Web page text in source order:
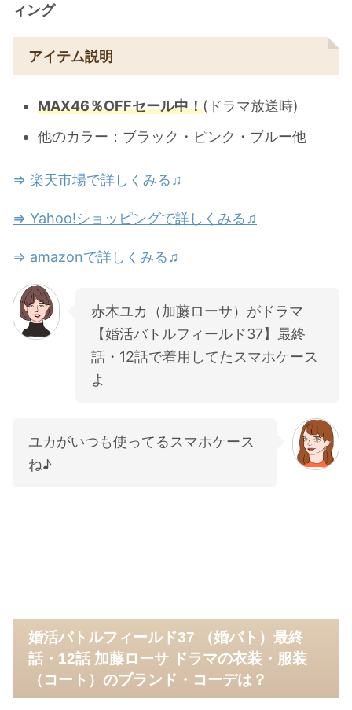
ィング
アイテム説明
MAX46％OFFセール中！(ドラマ放送時)
他のカラー：ブラック・ピンク・ブルー他
⇒ 楽天市場で詳しくみる♫
⇒ Yahoo!ショッピングで詳しくみる♫
⇒ amazonで詳しくみる♫
赤木ユカ（加藤ローサ）がドラマ
【婚活バトルフィールド37】最終
話・12話で着用してたスマホケース
よ
ユカがいつも使ってるスマホケース
ね♪
婚活バトルフィールド37 （婚バト）最終
話・12話 加藤ローサ ドラマの衣装・服装
（コート）のブランド・コーデは？